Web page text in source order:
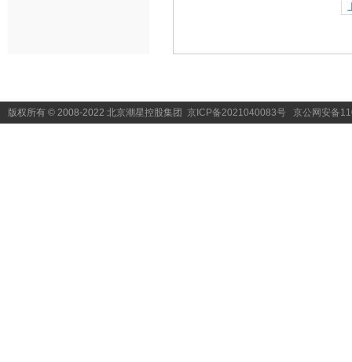
版权所有 © 2008-2022 北京潮星控股集团 京ICP备2021040083号 京公网安备